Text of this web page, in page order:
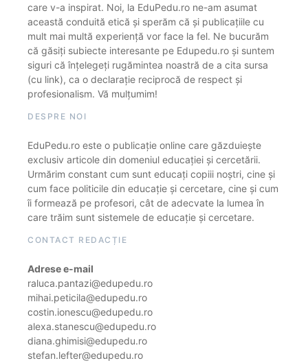
care v-a inspirat. Noi, la EduPedu.ro ne-am asumat
această conduită etică și sperăm că și publicațiile cu
mult mai multă experiență vor face la fel. Ne bucurăm
că găsiți subiecte interesante pe Edupedu.ro și suntem
siguri că înțelegeți rugămintea noastră de a cita sursa
(cu link), ca o declarație reciprocă de respect și
profesionalism. Vă mulțumim!
DESPRE NOI
EduPedu.ro este o publicație online care găzduiește
exclusiv articole din domeniul educației și cercetării.
Urmărim constant cum sunt educați copiii noștri, cine și
cum face politicile din educație și cercetare, cine și cum
îi formează pe profesori, cât de adecvate la lumea în
care trăim sunt sistemele de educație și cercetare.
CONTACT REDACȚIE
Adrese e-mail
raluca.pantazi@edupedu.ro
mihai.peticila@edupedu.ro
costin.ionescu@edupedu.ro
alexa.stanescu@edupedu.ro
diana.ghimisi@edupedu.ro
stefan.lefter@edupedu.ro